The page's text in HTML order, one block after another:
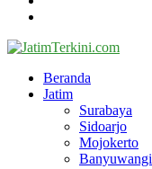
Beranda
Jatim
Surabaya
Sidoarjo
Mojokerto
Banyuwangi